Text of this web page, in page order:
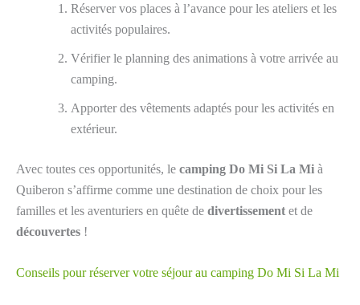
Réserver vos places à l’avance pour les ateliers et les
activités populaires.
Vérifier le planning des animations à votre arrivée au
camping.
Apporter des vêtements adaptés pour les activités en
extérieur.
Avec toutes ces opportunités, le camping Do Mi Si La Mi à
Quiberon s’affirme comme une destination de choix pour les
familles et les aventuriers en quête de divertissement et de
découvertes !
Conseils pour réserver votre séjour au camping Do Mi Si La Mi